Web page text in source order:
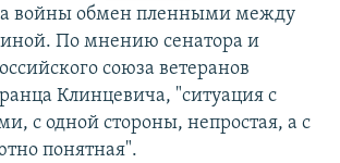
войны обмен пленными между
По мнению сенатора и
союза ветеранов
Клинцевича, "ситуация с
с одной стороны, непростая, а с
понятная".